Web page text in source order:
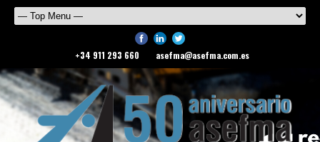
+34 911 293 660 asefma@asefma.com.es